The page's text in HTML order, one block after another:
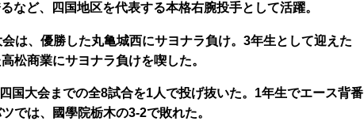
など、四国地区を代表する本格右腕投手として活躍。
は、優勝した丸亀城西にサヨナラ負け。3年生として迎えた
松商業にサヨナラ負けを喫した。
国大会までの全8試合を1人で投げ抜いた。1年生でエース背番
では、國學院栃木の3-2で敗れた。